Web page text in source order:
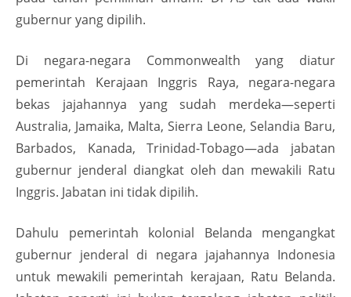
gubernur yang dipilih.
Di negara-negara Commonwealth yang diatur
pemerintah Kerajaan Inggris Raya, negara-negara
bekas jajahannya yang sudah merdeka—seperti
Australia, Jamaika, Malta, Sierra Leone, Selandia Baru,
Barbados, Kanada, Trinidad-Tobago—ada jabatan
gubernur jenderal diangkat oleh dan mewakili Ratu
Inggris. Jabatan ini tidak dipilih.
Dahulu pemerintah kolonial Belanda mengangkat
gubernur jenderal di negara jajahannya Indonesia
untuk mewakili pemerintah kerajaan, Ratu Belanda.